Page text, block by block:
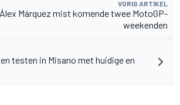
VORIG ARTIKEL
Márquez mist komende twee MotoGP-
weekenden
testen in Misano met huidige en